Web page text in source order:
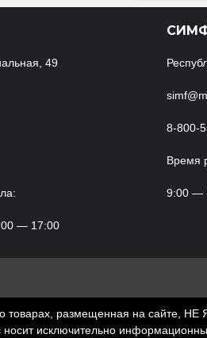
49
— 17:00
8-800-
Время
9:00 —
размещенная на сайте, НЕ
исключительно